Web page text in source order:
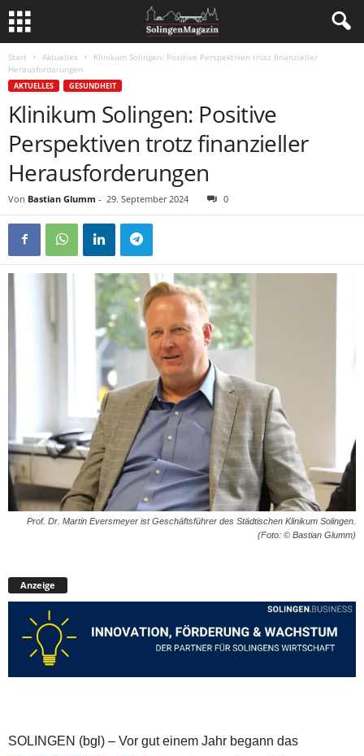
Start Aktuelles
Klinikum Solingen: Positive Perspektiven trotz finanzieller
Herausforderungen
AKTUELLES GESUNDHEIT
Klinikum Solingen: Positive
Perspektiven trotz finanzieller
Herausforderungen
Von Bastian Glumm - 29. September 2024 0
Prof. Dr. Martin Eversmeyer ist Geschäftsführer des Städtischen Klinikum Solingen.
(Foto: © Bastian Glumm)
Anzeige
SOLINGEN (bgl) – Vor gut einem Jahr begann das